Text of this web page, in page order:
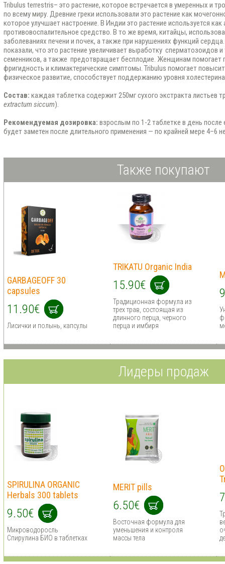
Tribulus terrestris– это растение, которое встречается в умеренных и
по всему миру. Древние греки использовали это растение как
которое улучшает настроение. В Индии это растение используется как
противовоспалительное средство. В то же время, китайцы,
заболеваниях печени и почек, а также при нарушениях функций
показали, что это растение увеличивает выработку сперматозоидов
семенников, а также предотвращает бесплодие. Женщинам помогает
фригидность и климактерические симптомы. Tribulus помогает
физическое развитие, способствует поддержанию уровня
Состав: каждая таблетка содержит 250мг сухого экстракта листьев
extractum siccum).
Рекомендуемая дозировка: взрослым по 1-2 таблетке в день
будет заметен после длительного применения — по крайней мере 4–6
Также покупают
GARBAGEOFF 30
capsules
11.90€
Лисички и полынь, капсулы
TRIKATU Organic India
15.90€
Традиционная формула из
трех трав, состоящая из
длинного перца, черного
перца и имбиря
Лидеры продаж
SPIRULINA ORGANIC
Herbals 300 tablets
9.50€
Микроводоросль
Спирулина БИО в таблетках
MERIT pills
6.50€
Восточная формула для
уменьшения и контроля
массы тела